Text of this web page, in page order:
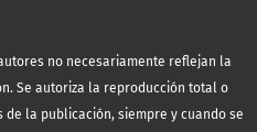
no necesariamente reflejan la
Se autoriza la reproducción total o
la publicación, siempre y cuando se